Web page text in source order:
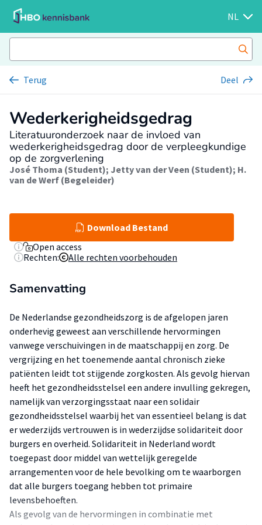
NL
Terug Deel
Wederkerigheidsgedrag
Literatuuronderzoek naar de invloed van
wederkerigheidsgedrag door de verpleegkundige
op de zorgverlening
José Thoma (Student); Jetty van der Veen (Student); H.
van de Werf (Begeleider)
Download Bestand
Open access
Rechten:
Alle rechten voorbehouden
Samenvatting
De Nederlandse gezondheidszorg is de afgelopen jaren
onderhevig geweest aan verschillende hervormingen
vanwege verschuivingen in de maatschappij en zorg. De
vergrijzing en het toenemende aantal chronisch zieke
patiënten leidt tot stijgende zorgkosten. Als gevolg hiervan
heeft het gezondheidsstelsel een andere invulling gekregen,
namelijk van verzorgingsstaat naar een solidair
gezondheidsstelsel waarbij het van essentieel belang is dat
er wederzijds vertrouwen is in wederzijdse solidariteit door
burgers en overheid. Solidariteit in Nederland wordt
toegepast door middel van wettelijk geregelde
arrangementen voor de hele bevolking om te waarborgen
dat alle burgers toegang hebben tot primaire
levensbehoeften.
Als gevolg van de hervormingen in combinatie met